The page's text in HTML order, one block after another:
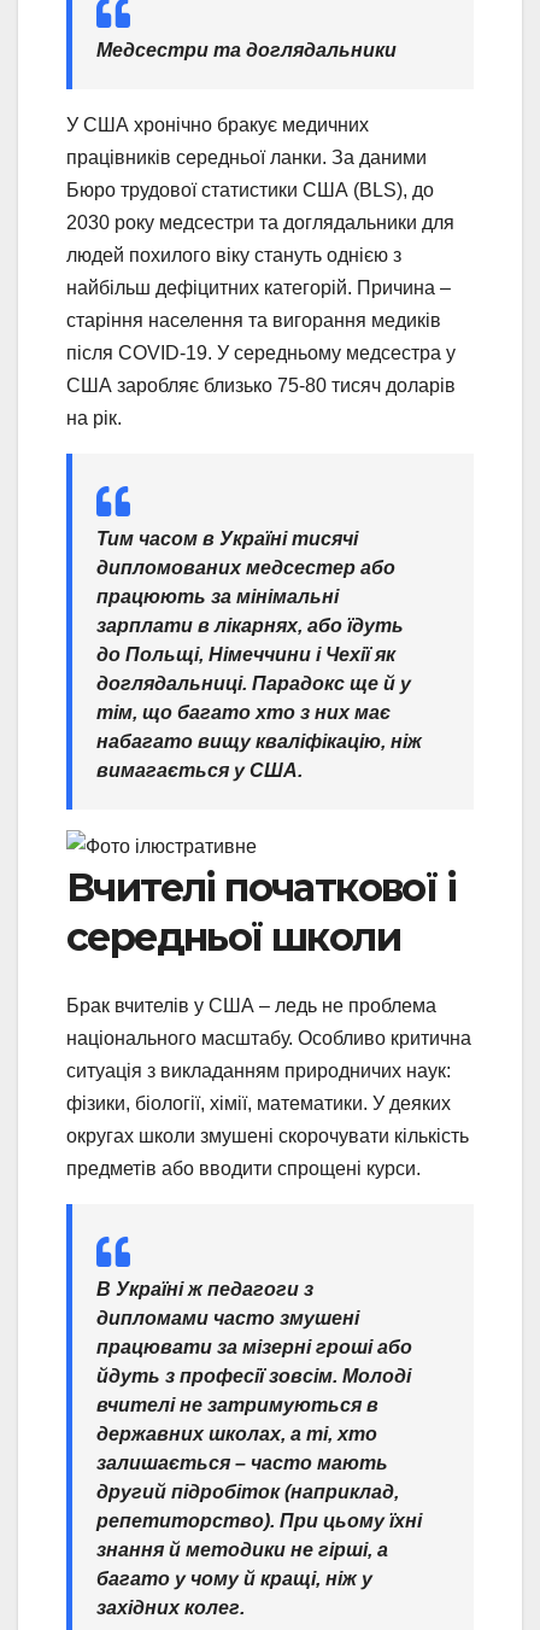
Медсестри та доглядальники
У США хронічно бракує медичних
працівників середньої ланки. За даними
Бюро трудової статистики США (BLS), до
2030 року медсестри та доглядальники для
людей похилого віку стануть однією з
найбільш дефіцитних категорій. Причина –
старіння населення та вигорання медиків
після COVID-19. У середньому медсестра у
США заробляє близько 75-80 тисяч доларів
на рік.
Тим часом в Україні тисячі
дипломованих медсестер або
працюють за мінімальні
зарплати в лікарнях, або їдуть
до Польщі, Німеччини і Чехії як
доглядальниці. Парадокс ще й у
тім, що багато хто з них має
набагато вищу кваліфікацію, ніж
вимагається у США.
Вчителі початкової і
середньої школи
Брак вчителів у США – ледь не проблема
національного масштабу. Особливо критична
ситуація з викладанням природничих наук:
фізики, біології, хімії, математики. У деяких
округах школи змушені скорочувати кількість
предметів або вводити спрощені курси.
В Україні ж педагоги з
дипломами часто змушені
працювати за мізерні гроші або
йдуть з професії зовсім. Молоді
вчителі не затримуються в
державних школах, а ті, хто
залишається – часто мають
другий підробіток (наприклад,
репетиторство). При цьому їхні
знання й методики не гірші, а
багато у чому й кращі, ніж у
західних колег.